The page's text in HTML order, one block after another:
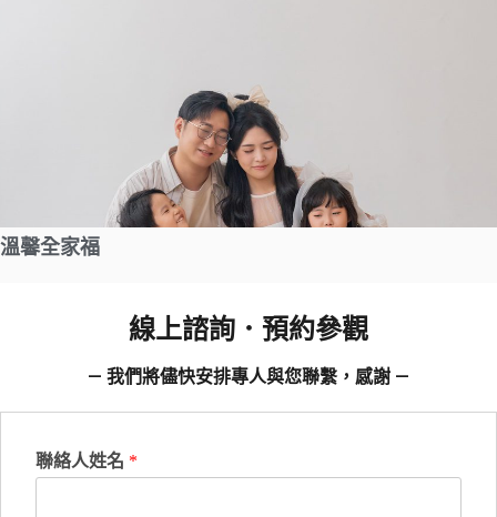
溫馨全家福
線上諮詢．預約參觀
— 我們將儘快安排專人與您聯繫，感謝 —
聯絡人姓名 *